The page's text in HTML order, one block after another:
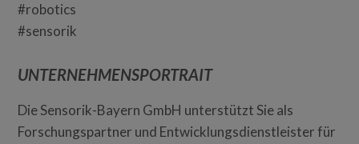
#robotics
#sensorik
UNTERNEHMENSPORTRAIT
Die Sensorik-Bayern GmbH unterstützt Sie als
Forschungspartner und Entwicklungsdienstleister für